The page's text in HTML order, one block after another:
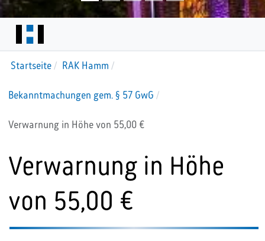
Startseite RAK Hamm
Bekanntmachungen gem. § 57 GwG
Verwarnung in Höhe von 55,00 €
Verwarnung in Höhe
von 55,00 €